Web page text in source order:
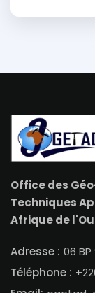
Office des
Techniques
Afrique de
Adresse : 06
Téléphone :